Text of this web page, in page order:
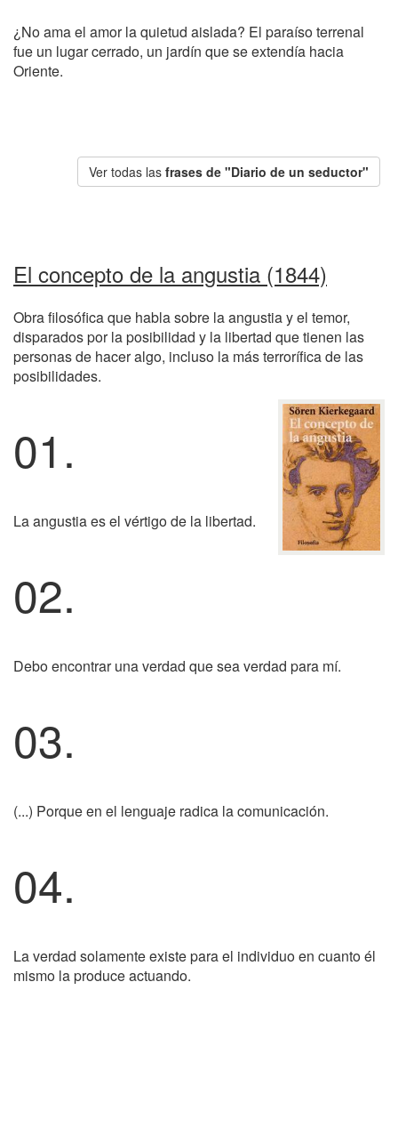
¿No ama el amor la quietud aislada? El paraíso terrenal
fue un lugar cerrado, un jardín que se extendía hacia
Oriente.
Ver todas las frases de "Diario de un seductor"
El concepto de la angustia (1844)
Obra filosófica que habla sobre la angustia y el temor,
disparados por la posibilidad y la libertad que tienen las
personas de hacer algo, incluso la más terrorífica de las
posibilidades.
01.
La angustia es el vértigo de la libertad.
02.
Debo encontrar una verdad que sea verdad para mí.
03.
(...) Porque en el lenguaje radica la comunicación.
04.
La verdad solamente existe para el individuo en cuanto él
mismo la produce actuando.